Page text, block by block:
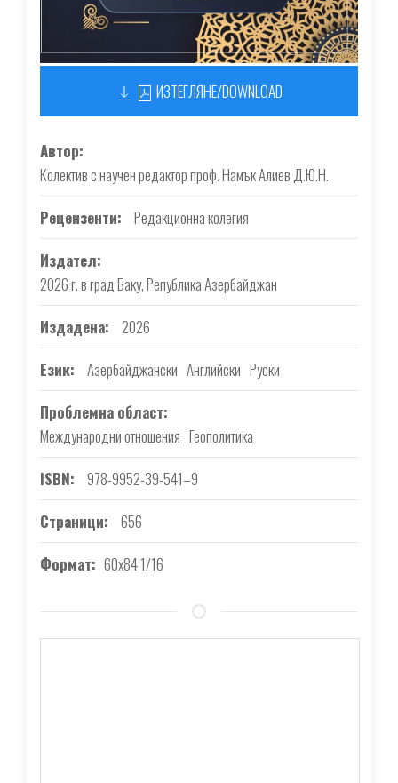
ИЗТЕГЛЯНЕ/DOWNLOAD
Автор
Колектив с научен редактор проф. Намък Алиев Д.Ю.Н.
Рецензенти
Редакционна колегия
Издател
2026 г. в град Баку, Република Азербайджан
Издадена
2026
Език
Азербайджански Английски Руски
Проблемна област
Международни отношения Геополитика
ISBN
978-9952-39-541–9
Страници
656
Формат 60х84 1/16